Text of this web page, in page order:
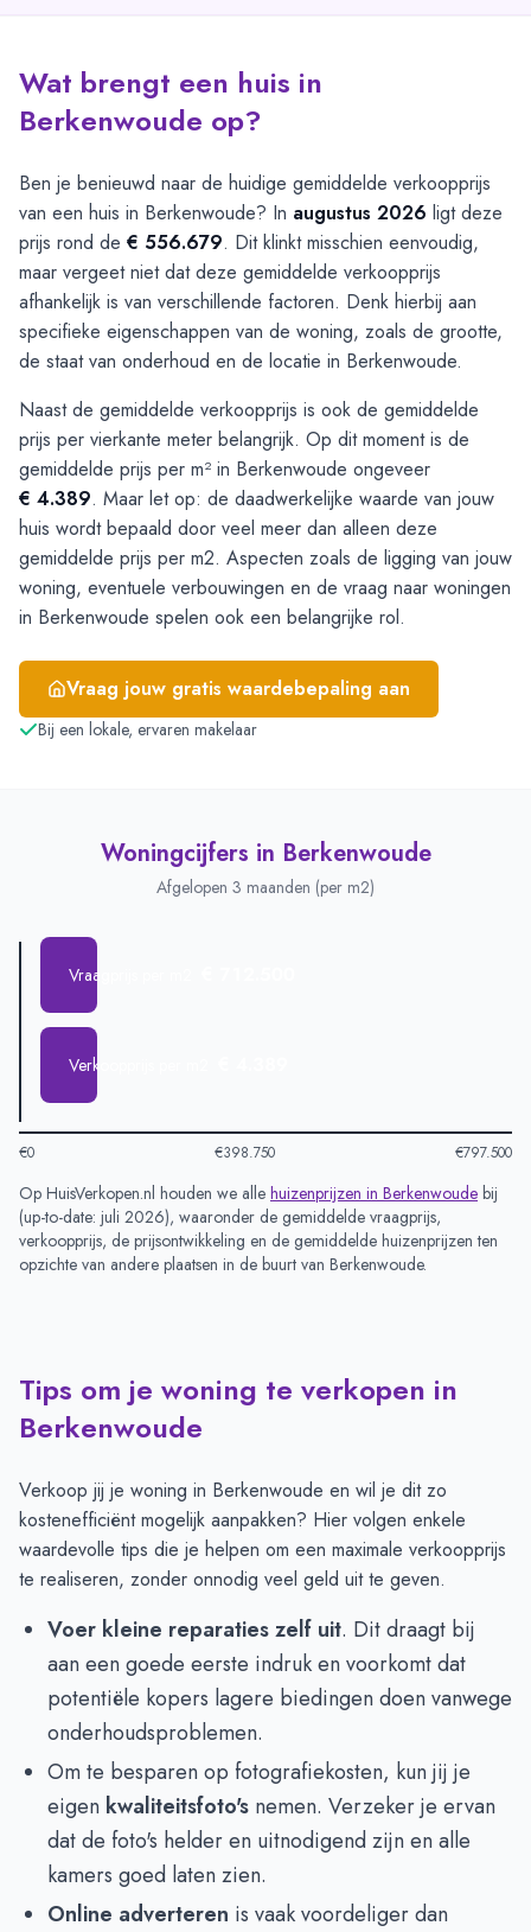
Wat brengt een huis in
Berkenwoude op?
Ben je benieuwd naar de huidige gemiddelde verkoopprijs
van een huis in Berkenwoude? In augustus 2026 ligt deze
prijs rond de € 556.679. Dit klinkt misschien eenvoudig,
maar vergeet niet dat deze gemiddelde verkoopprijs
afhankelijk is van verschillende factoren. Denk hierbij aan
specifieke eigenschappen van de woning, zoals de grootte,
de staat van onderhoud en de locatie in Berkenwoude.
Naast de gemiddelde verkoopprijs is ook de gemiddelde
prijs per vierkante meter belangrijk. Op dit moment is de
gemiddelde prijs per m² in Berkenwoude ongeveer
€ 4.389. Maar let op: de daadwerkelijke waarde van jouw
huis wordt bepaald door veel meer dan alleen deze
gemiddelde prijs per m2. Aspecten zoals de ligging van jouw
woning, eventuele verbouwingen en de vraag naar woningen
in Berkenwoude spelen ook een belangrijke rol.
Vraag jouw gratis waardebepaling aan
Bij een lokale, ervaren makelaar
Woningcijfers in Berkenwoude
Afgelopen 3 maanden (per m2)
Vraagprijs per m2
Verkoopprijs per m2
€0 €398.750 €797.500
Op HuisVerkopen.nl houden we alle huizenprijzen in Berkenwoude bij
(up-to-date: juli 2026), waaronder de gemiddelde vraagprijs,
verkoopprijs, de prijsontwikkeling en de gemiddelde huizenprijzen ten
opzichte van andere plaatsen in de buurt van Berkenwoude.
Tips om je woning te verkopen in
Berkenwoude
Verkoop jij je woning in Berkenwoude en wil je dit zo
kostenefficiënt mogelijk aanpakken? Hier volgen enkele
waardevolle tips die je helpen om een maximale verkoopprijs
te realiseren, zonder onnodig veel geld uit te geven.
Voer kleine reparaties zelf uit. Dit draagt bij
aan een goede eerste indruk en voorkomt dat
potentiële kopers lagere biedingen doen vanwege
onderhoudsproblemen.
Om te besparen op fotografiekosten, kun jij je
eigen kwaliteitsfoto's nemen. Verzeker je ervan
dat de foto's helder en uitnodigend zijn en alle
kamers goed laten zien.
Online adverteren is vaak voordeliger dan